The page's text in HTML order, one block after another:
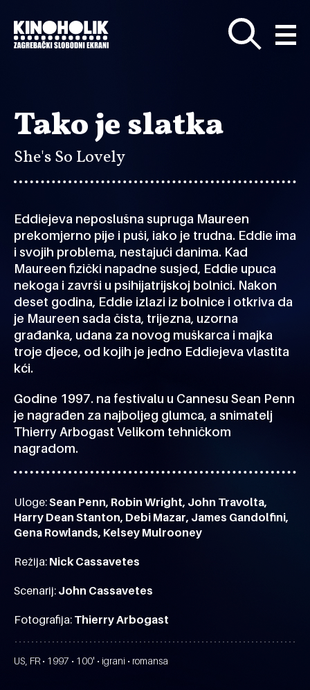
glavni
sadržaj
Tako je slatka
She's So Lovely
Eddiejeva neposlušna supruga Maureen
prekomjerno pije i puši, iako je trudna. Eddie ima
i svojih problema, nestajući danima. Kad
Maureen fizički napadne susjed, Eddie upuca
nekoga i završi u psihijatrijskoj bolnici. Nakon
deset godina, Eddie izlazi iz bolnice i otkriva da
je Maureen sada čista, trijezna, uzorna
građanka, udana za novog muškarca i majka
troje djece, od kojih je jedno Eddiejeva vlastita
kći.
Godine 1997. na festivalu u Cannesu Sean Penn
je nagrađen za najboljeg glumca, a snimatelj
Thierry Arbogast Velikom tehničkom
nagradom.
Uloge:Sean Penn, Robin Wright, John Travolta,
Harry Dean Stanton, Debi Mazar, James Gandolfini,
Gena Rowlands, Kelsey Mulrooney
Režija: Nick Cassavetes
Scenarij: John Cassavetes
Fotografija: Thierry Arbogast
US, FR • 1997 • 100' • igrani • romansa